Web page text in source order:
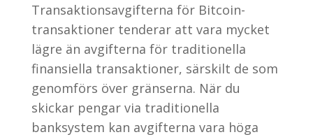
Transaktionsavgifterna för Bitcoin-
transaktioner tenderar att vara mycket
lägre än avgifterna för traditionella
finansiella transaktioner, särskilt de som
genomförs över gränserna. När du
skickar pengar via traditionella
banksystem kan avgifterna vara höga